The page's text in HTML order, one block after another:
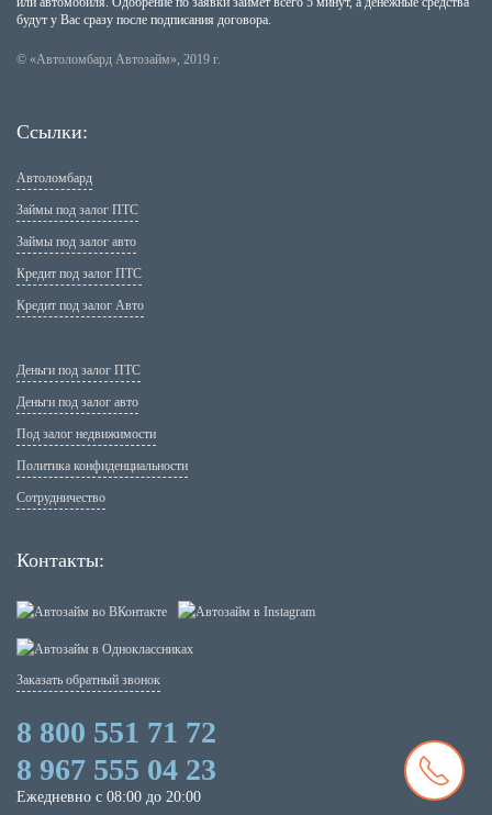
будут у Вас сразу после подписания договора.
© «Автоломбард Автозайм», 2019 г.
Ссылки:
Автоломбард
Займы под залог ПТС
Займы под залог авто
Кредит под залог ПТС
Кредит под залог Авто
Деньги под залог ПТС
Деньги под залог авто
Под залог недвижимости
Политика конфиденциальности
Сотрудничество
Контакты:
Заказать обратный звонок
8 800 551 71 72
8 967 555 04 23
Ежедневно с 08:00 до 20:00